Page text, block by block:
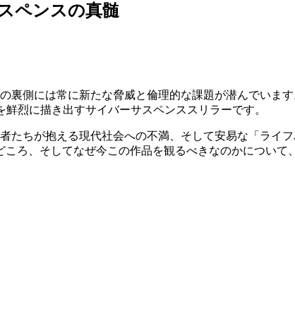
ペンスの真髄
側には常に新たな脅威と倫理的な課題が潜んでいます
烈に描き出すサイバーサスペンススリラーです。
たちが抱える現代社会への不満、そして安易な「ライ
ころ、そしてなぜ今この作品を観るべきなのかについて